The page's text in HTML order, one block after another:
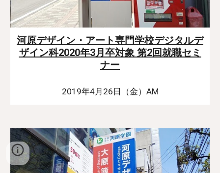
河原デザイン・アート専門学校デジタルデ
ザイン科2020年3月卒対象 第2回就職セミ
ナー
2019年4月26日（金）AM